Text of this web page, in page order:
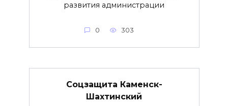
развития администрации
0 303
Соцзащита Каменск-
Шахтинский